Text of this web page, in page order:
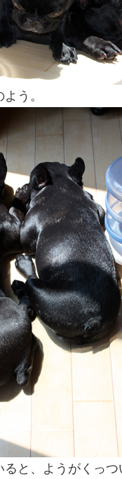
う。
と、ようがくっ